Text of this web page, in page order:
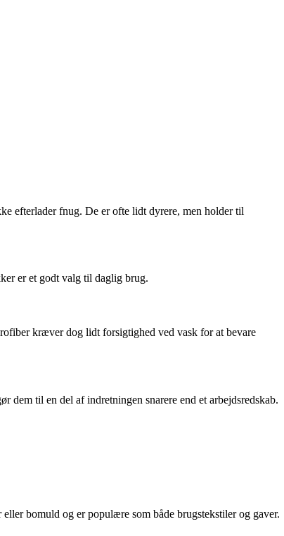
efterlader fnug. De er ofte lidt dyrere, men holder til
er et godt valg til daglig brug.
kræver dog lidt forsigtighed ved vask for at bevare
til en del af indretningen snarere end et arbejdsredskab.
bomuld og er populære som både brugstekstiler og gaver.